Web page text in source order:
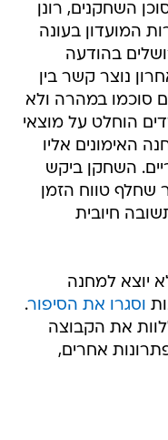
השחקנים, רונן
המועדון בעונה
בהודעה
נוצר קשר בין
סוכמו במהרה ולא
הוחלט על מוצאי
האימונים אליו
השחקן ביקש
טווח הזמן
חיובית
יוצא למחנה
וסגרו את הסיפור.
את הקבוצה
אחרים,